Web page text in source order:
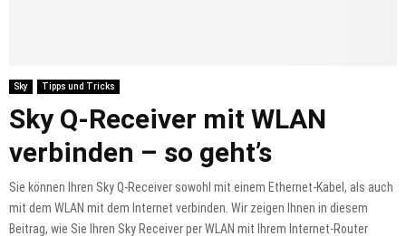
Sky Tipps und Tricks
Sky Q-Receiver mit WLAN
verbinden – so geht’s
Sie können Ihren Sky Q-Receiver sowohl mit einem Ethernet-Kabel, als auch
mit dem WLAN mit dem Internet verbinden. Wir zeigen Ihnen in diesem
Beitrag, wie Sie Ihren Sky Receiver per WLAN mit Ihrem Internet-Router